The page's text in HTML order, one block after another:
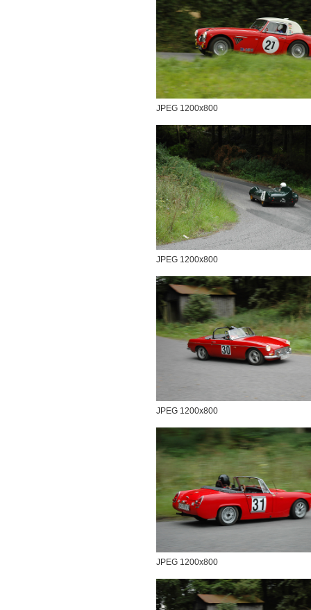
JPEG 1200x800
JPEG 1200x800
JPEG 1200x800
JPEG 1200x800